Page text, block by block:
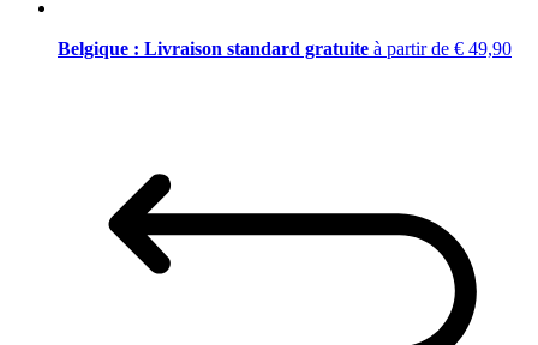
Belgique : Livraison standard gratuite à partir de € 49,90